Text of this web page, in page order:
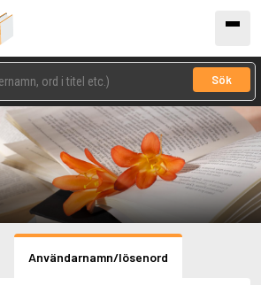
Sök
Användarnamn/lösenord